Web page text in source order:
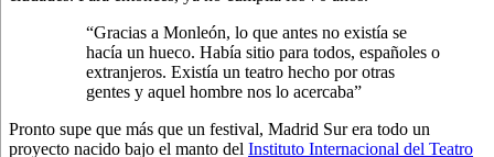
“Gracias a Monleón, lo que antes no existía se
hacía un hueco. Había sitio para todos, españoles o
extranjeros. Existía un teatro hecho por otras
gentes y aquel hombre nos lo acercaba”
Pronto supe que más que un festival, Madrid Sur era todo un
proyecto nacido bajo el manto del Instituto Internacional del Teatro